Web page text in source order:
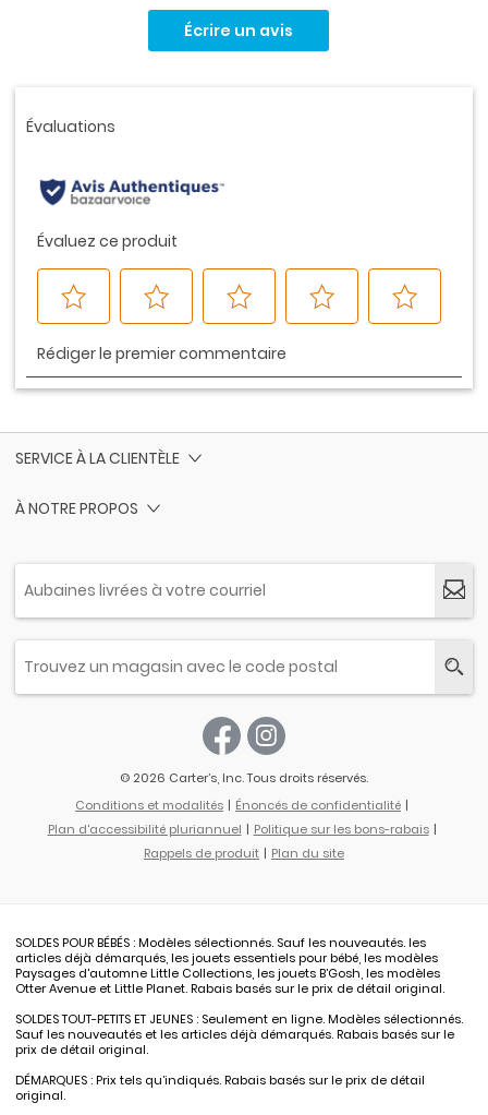
la
Écrire un avis
SERVICE À LA CLIENTÈLE
À NOTRE PROPOS
© 2026 Carter’s, Inc. Tous droits réservés.
Conditions et modalités
Énoncés de confidentialité
Plan d'accessibilité pluriannuel
Politique sur les bons-rabais
Rappels de produit
Plan du site
SOLDES POUR BÉBÉS : Modèles sélectionnés. Sauf les nouveautés. les
articles déjà démarqués, les jouets essentiels pour bébé, les modèles
Paysages d'automne Little Collections, les jouets B’Gosh, les modèles
Otter Avenue et Little Planet. Rabais basés sur le prix de détail original.
SOLDES TOUT-PETITS ET JEUNES : Seulement en ligne. Modèles sélectionnés.
Sauf les nouveautés et les articles déjà démarqués. Rabais basés sur le
prix de détail original.
DÉMARQUES : Prix tels qu’indiqués. Rabais basés sur le prix de détail
original.